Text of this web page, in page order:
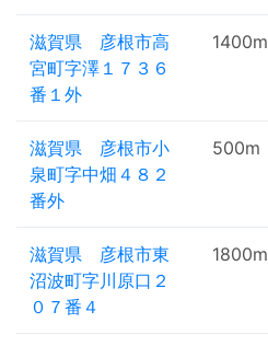
滋賀県 彦根市高
宮町字澤１７３６
番１外
1400m
滋賀県 彦根市小
泉町字中畑４８２
番外
500m
滋賀県 彦根市東
沼波町字川原口２
０７番４
1800m